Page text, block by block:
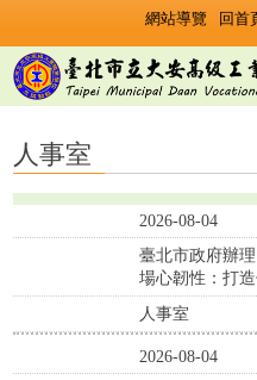
網站導覽 回首
人事室 - 臺北市
高工
人事室
2026-08-04
臺北市政府辦
場心韌性：打
人事室
2026-08-04